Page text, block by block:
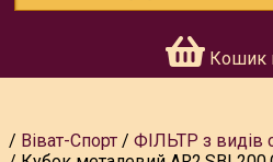
Кошик
Віват-Спорт ФІЛЬТР з видів